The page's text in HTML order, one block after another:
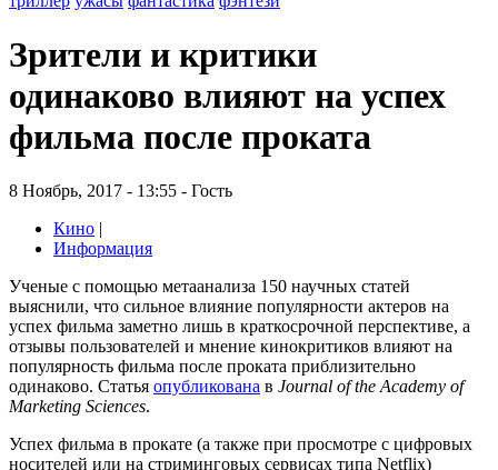
Зрители и критики
одинаково влияют на успех
фильма после проката
8 Ноябрь, 2017 - 13:55 - Гость
Кино |
Информация
Ученые с помощью метаанализа 150 научных статей
выяснили, что сильное влияние популярности актеров на
успех фильма заметно лишь в краткосрочной перспективе, а
отзывы пользователей и мнение кинокритиков влияют на
популярность фильма после проката приблизительно
одинаково. Статья опубликована в Journal of the Academy of
Marketing Sciences.
Успех фильма в прокате (а также при просмотре с цифровых
носителей или на стриминговых сервисах типа Netflix)